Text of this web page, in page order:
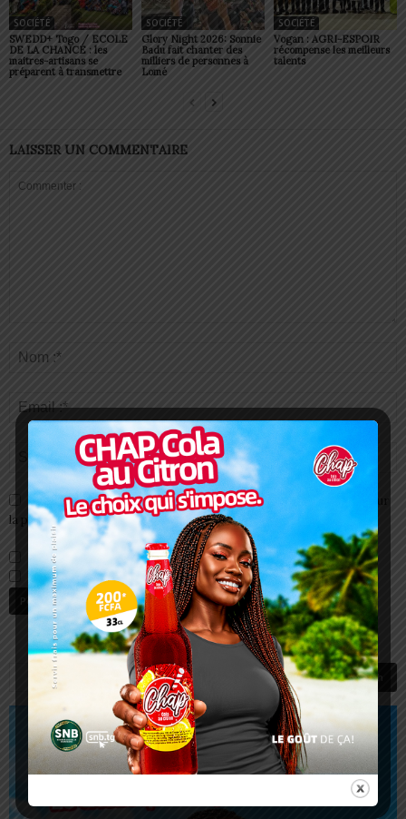
SOCIÉTÉ
SWEDD+ Togo / ECOLE
DE LA CHANCE : les
maitres-artisans se
préparent à transmettre
SOCIÉTÉ
Glory Night 2026: Sonnie
Badu fait chanter des
milliers de personnes à
Lomé
SOCIÉTÉ
Vogan : AGRI-ESPOIR
récompense les meilleurs
talents
LAISSER UN COMMENTAIRE
Enregistrer mon nom, email et site web dans ce navigateur pour
la prochaine fois que je commenterai.
Prévenez-moi de tous les nouveaux commentaires par e-mail.
Prévenez-moi de tous les nouveaux articles par e-mail.